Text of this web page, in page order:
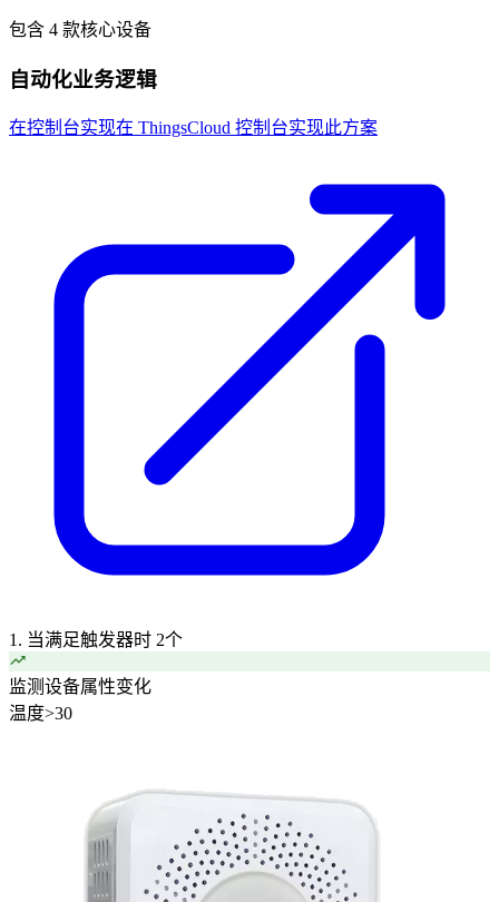
包含 4 款核心设备
自动化业务逻辑
在控制台实现在 ThingsCloud 控制台实现此方案
1. 当满足触发器时 2个
监测设备属性变化
温度>30